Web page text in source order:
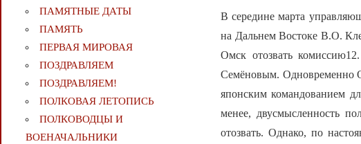
В середине марта
на Дальнем Востоке В.О.
Омск отозвать
Семёновым. Одновременно
японским командованием
менее, двусмысленность
отозвать. Однако, по
ПАМЯТНЫЕ ДАТЫ
ПАМЯТЬ
ПЕРВАЯ МИРОВАЯ
ПОЗДРАВЛЯЕМ
ПОЗДРАВЛЯЕМ!
ПОЛКОВАЯ ЛЕТОПИСЬ
ПОЛКОВОДЦЫ И
ВОЕНАЧАЛЬНИКИ